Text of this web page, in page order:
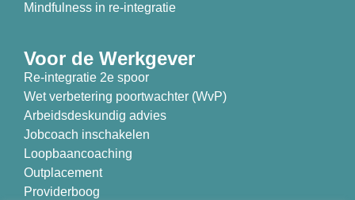
Mindfulness in re-integratie
Voor de Werkgever
Re-integratie 2e spoor
Wet verbetering poortwachter (WvP)
Arbeidsdeskundig advies
Jobcoach inschakelen
Loopbaancoaching
Outplacement
Providerboog